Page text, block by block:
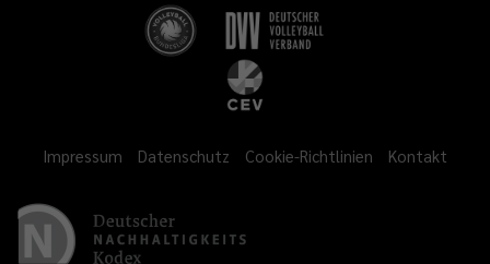
Impressum Datenschutz Cookie-Richtlinien Kontakt